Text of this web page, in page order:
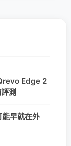
Edge 2
測
能早就在外